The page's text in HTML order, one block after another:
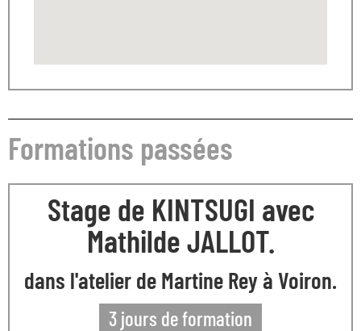
Formations passées
Stage de KINTSUGI avec
Mathilde JALLOT.
dans l'atelier de Martine Rey à Voiron.
3 jours de formation